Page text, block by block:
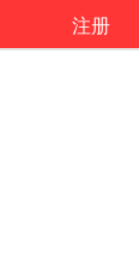
注册